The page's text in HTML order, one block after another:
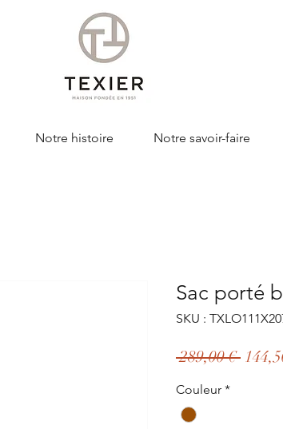
Notre histoire Notre savoir-faire
Sac porté
SKU :
289,00 € Prix
Couleur *